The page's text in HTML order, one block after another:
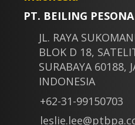
PT. BEILING
JL. RAYA
BLOK D 18,
SURABAYA 60188,
INDONESIA
+62-31-99150703